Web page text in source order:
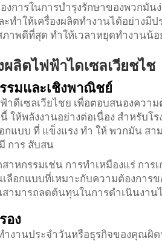
การในการบํารุงรักษาของพวกมัน
ทําให้เครื่องผลิตทํางานได้อย่างมี
ภาพดีที่สุด ทําให้เวลาหยุดทํางานน้
ผลิตไฟฟ้าไดเซลเวียชไช
รมและเชิงพาณิชย์
ดีเซลเวียไชย เพื่อตอบสนองควา
ให้พลังงานอย่างต่อเนื่อง สําหรับโ
แบบ ที่ แข็งแรง ทํา ให้ พวกมัน สา
การ สับสน
สาหกรรมเช่น การทําเหมืองแร่ กา
ลือกแบบที่เหมาะกับความต้องกา
มารถลดต้นทุนในการดําเนินงาน
อง
งานประจําวันหรือธุรกิจของคุณผิด